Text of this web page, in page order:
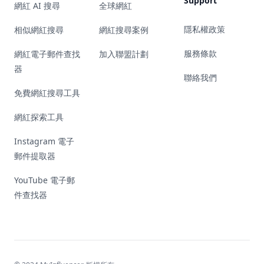
網紅 AI 搜尋
相似網紅搜尋
網紅電子郵件查找
器
免費網紅搜尋工具
網紅探索工具
Instagram 電子
郵件提取器
YouTube 電子郵
件查找器
全球網紅
網紅搜尋案例
加入聯盟計劃
隱私權政策
服務條款
聯絡我們